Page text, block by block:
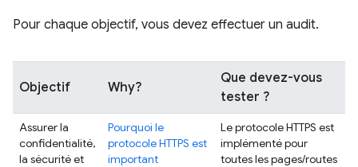
Pour chaque objectif, vous devez effectuer un audit.
Objectif Why?
Que devez-vous
tester ?
Assurer la
confidentialité,
la sécurité et
Pourquoi le
protocole HTTPS est
important
Le protocole HTTPS est
implémenté pour
toutes les pages/routes